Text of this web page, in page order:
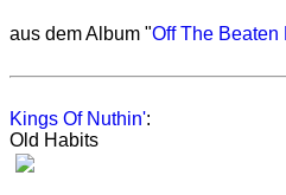
aus dem Album "Off The Beaten
Kings Of Nuthin':
Old Habits